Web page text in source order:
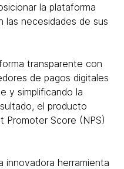
la plataforma
las necesidades de sus
transparente con
de pagos digitales
y simplificando la
el producto
Promoter Score (NPS)
innovadora herramienta